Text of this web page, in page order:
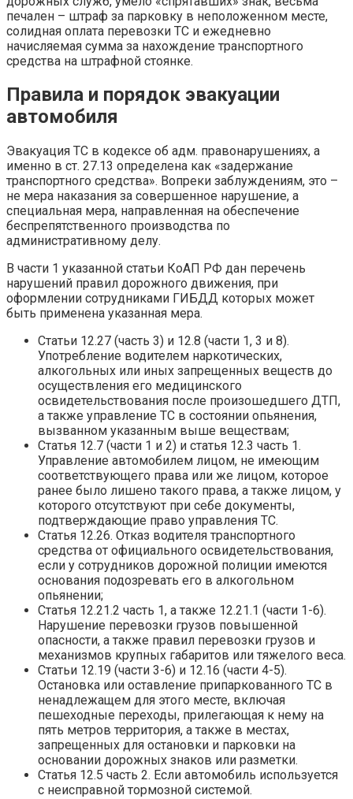
печален – штраф за парковку в неположенном месте,
солидная оплата перевозки ТС и ежедневно
начисляемая сумма за нахождение транспортного
средства на штрафной стоянке.
Правила и порядок эвакуации
автомобиля
Эвакуация ТС в кодексе об адм. правонарушениях, а
именно в ст. 27.13 определена как «задержание
транспортного средства». Вопреки заблуждениям, это –
не мера наказания за совершенное нарушение, а
специальная мера, направленная на обеспечение
беспрепятственного производства по
административному делу.
В части 1 указанной статьи КоАП РФ дан перечень
нарушений правил дорожного движения, при
оформлении сотрудниками ГИБДД которых может
быть применена указанная мера.
Статьи 12.27 (часть 3) и 12.8 (части 1, 3 и 8).
Употребление водителем наркотических,
алкогольных или иных запрещенных веществ до
осуществления его медицинского
освидетельствования после произошедшего ДТП,
а также управление ТС в состоянии опьянения,
вызванном указанным выше веществам;
Статья 12.7 (части 1 и 2) и статья 12.3 часть 1.
Управление автомобилем лицом, не имеющим
соответствующего права или же лицом, которое
ранее было лишено такого права, а также лицом, у
которого отсутствуют при себе документы,
подтверждающие право управления ТС.
Статья 12.26. Отказ водителя транспортного
средства от официального освидетельствования,
если у сотрудников дорожной полиции имеются
основания подозревать его в алкогольном
опьянении;
Статья 12.21.2 часть 1, а также 12.21.1 (части 1-6).
Нарушение перевозки грузов повышенной
опасности, а также правил перевозки грузов и
механизмов крупных габаритов или тяжелого веса.
Статьи 12.19 (части 3-6) и 12.16 (части 4-5).
Остановка или оставление припаркованного ТС в
ненадлежащем для этого месте, включая
пешеходные переходы, прилегающая к нему на
пять метров территория, а также в местах,
запрещенных для остановки и парковки на
основании дорожных знаков или разметки.
Статья 12.5 часть 2. Если автомобиль используется
с неисправной тормозной системой.